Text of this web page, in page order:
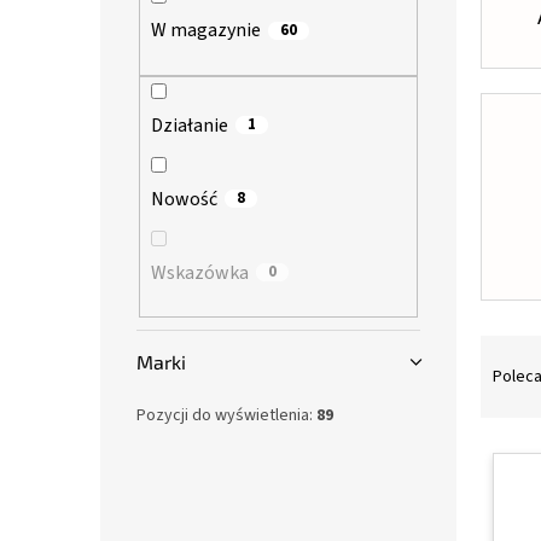
W magazynie 60
Działanie 1
Nowość 8
Wskazówka 0
Marki
Pozycji do wyświetlenia: 89